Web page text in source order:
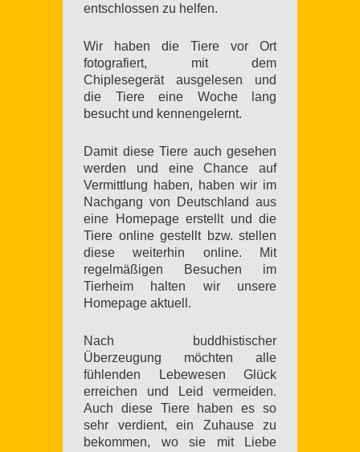
entschlossen zu helfen.
Wir haben die Tiere vor Ort
fotografiert, mit dem
Chiplesegerät ausgelesen und
die Tiere eine Woche lang
besucht und kennengelernt.
Damit diese Tiere auch gesehen
werden und eine Chance auf
Vermittlung haben, haben wir im
Nachgang von Deutschland aus
eine Homepage erstellt und die
Tiere online gestellt bzw. stellen
diese weiterhin online. Mit
regelmäßigen Besuchen im
Tierheim halten wir unsere
Homepage aktuell.
Nach buddhistischer
Überzeugung möchten alle
fühlenden Lebewesen Glück
erreichen und Leid vermeiden.
Auch diese Tiere haben es so
sehr verdient, ein Zuhause zu
bekommen, wo sie mit Liebe